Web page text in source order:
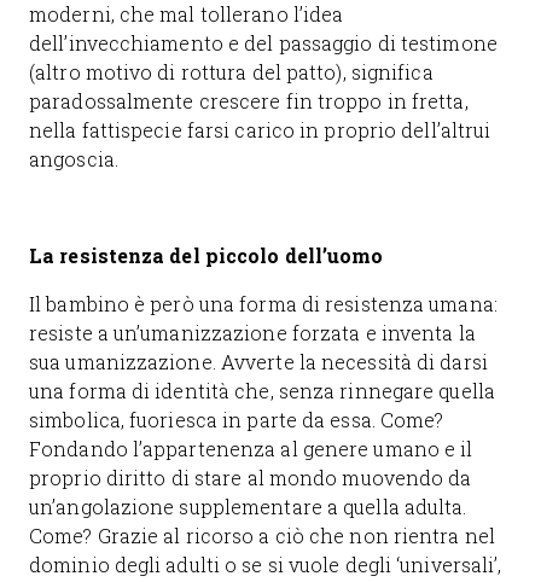
moderni, che mal tollerano l’idea
dell’invecchiamento e del passaggio di testimone
(altro motivo di rottura del patto), significa
paradossalmente crescere fin troppo in fretta,
nella fattispecie farsi carico in proprio dell’altrui
angoscia.
La resistenza del piccolo dell’uomo
Il bambino è però una forma di resistenza umana:
resiste a un’umanizzazione forzata e inventa la
sua umanizzazione. Avverte la necessità di darsi
una forma di identità che, senza rinnegare quella
simbolica, fuoriesca in parte da essa. Come?
Fondando l’appartenenza al genere umano e il
proprio diritto di stare al mondo muovendo da
un’angolazione supplementare a quella adulta.
Come? Grazie al ricorso a ciò che non rientra nel
dominio degli adulti o se si vuole degli ‘universali’,